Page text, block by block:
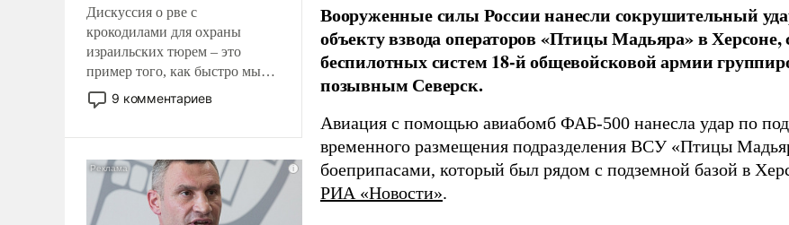
Дискуссия о рве с
крокодилами для охраны
израильских тюрем – это
пример того, как быстро мы
двигаемся по пути
революционных изменений.
псевдонаучной фантастики,
стало всерьез обсуждаемой
идеей.
9 комментариев
Вооруженные силы России нанесли сокрушительный
объекту взвода операторов «Птицы Мадьяра» в
беспилотных систем 18-й общевойсковой армии
позывным Северск.
Авиация с помощью авиабомб ФАБ-500 нанесла удар по
временного размещения подразделения ВСУ «Птицы
боеприпасами, который был рядом с подземной базой в
РИА «Новости».